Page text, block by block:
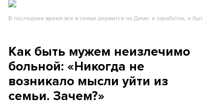
В последнее время все в семье держится на Диме: и заработок, и быт.
Как быть мужем неизлечимо
больной: «Никогда не
возникало мысли уйти из
семьи. Зачем?»